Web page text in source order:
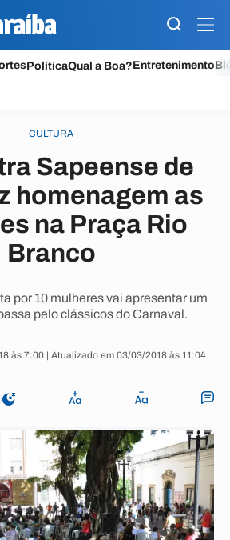
PolíticaQual a Boa?Entretenimento
CULTURA
Sapeense de
homenagem as
na Praça Rio
Branco
por 10 mulheres vai apresentar um
pelo clássicos do Carnaval.
às 7:00 | Atualizado em 03/03/2018 às 11:04